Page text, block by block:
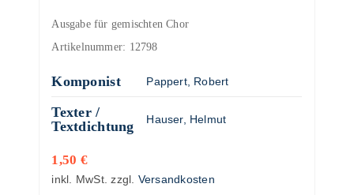
Ausgabe für gemischten Chor
Artikelnummer: 12798
Komponist Pappert, Robert
Texter /
Textdichtung
Hauser, Helmut
1,50 €
inkl. MwSt. zzgl. Versandkosten